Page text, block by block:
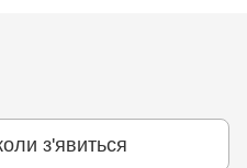
з'явиться